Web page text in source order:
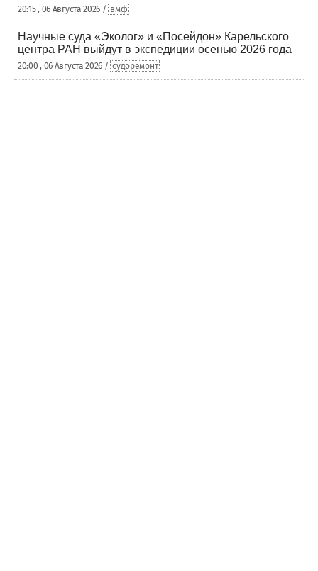
20:15 , 06 Августа 2026 / вмф
Научные суда «Эколог» и «Посейдон» Карельского
центра РАН выйдут в экспедиции осенью 2026 года
20:00 , 06 Августа 2026 / судоремонт